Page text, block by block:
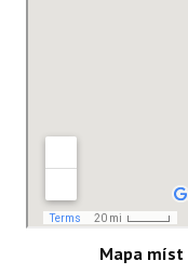
Mapa míst